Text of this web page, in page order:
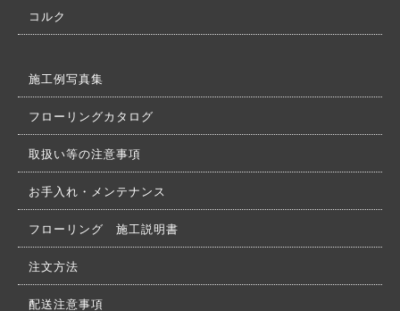
コルク
施工例写真集
フローリングカタログ
取扱い等の注意事項
お手入れ・メンテナンス
フローリング 施工説明書
注文方法
配送注意事項